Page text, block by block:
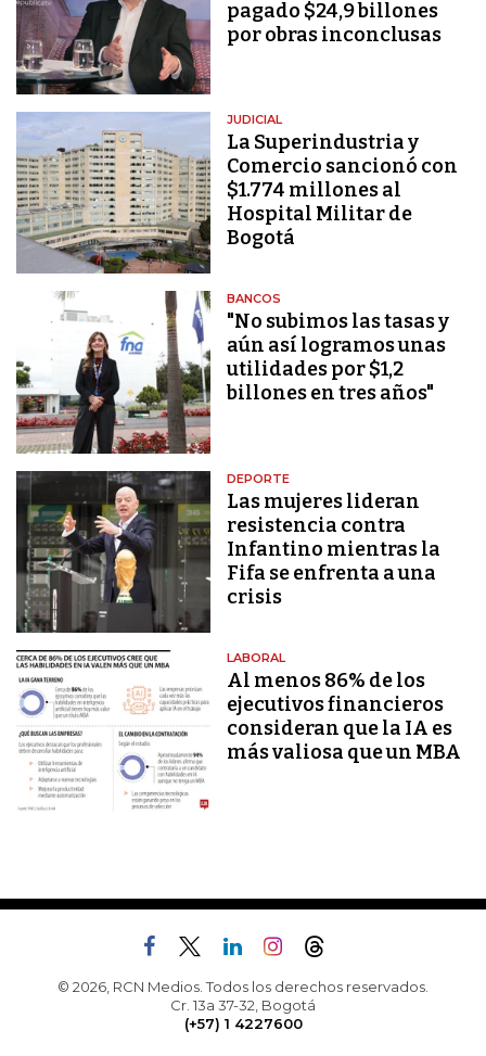
pagado $24,9 billones
por obras inconclusas
JUDICIAL
La Superindustria y
Comercio sancionó con
$1.774 millones al
Hospital Militar de
Bogotá
BANCOS
"No subimos las tasas y
aún así logramos unas
utilidades por $1,2
billones en tres años"
DEPORTE
Las mujeres lideran
resistencia contra
Infantino mientras la
Fifa se enfrenta a una
crisis
LABORAL
Al menos 86% de los
ejecutivos financieros
consideran que la IA es
más valiosa que un MBA
© 2026, RCN Medios. Todos los derechos reservados.
Cr. 13a 37-32, Bogotá
(+57) 1 4227600